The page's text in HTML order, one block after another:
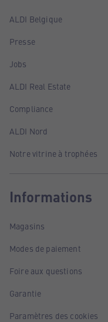
ALDI Belgique
Presse
Jobs
ALDI Real Estate
Compliance
ALDI Nord
Notre vitrine à trophées
Informations
Magasins
Modes de paiement
Foire aux questions
Garantie
Paramètres des cookies